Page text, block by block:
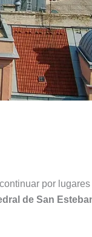
por lugares
de San